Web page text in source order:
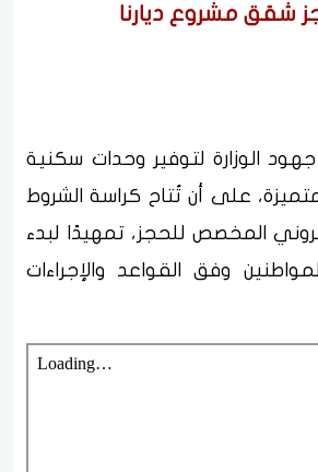
شقق مشروع ديارنا
الوزارة لتوفير وحدات سكنية
على أن تُتاح كراسة الشروط
المخصص للحجز، تمهيدًا لبدء
وفق القواعد والإجراءات